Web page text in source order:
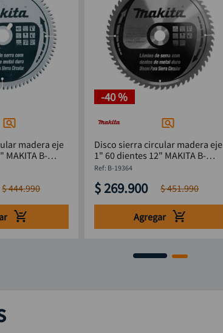
madera eje
MAKITA B-
$444.990
-40 %
Disco sierra circular madera eje
1" 60 dientes 12" MAKITA B-
19364
: B-19364
$ 269.900 $451.990
Agregar